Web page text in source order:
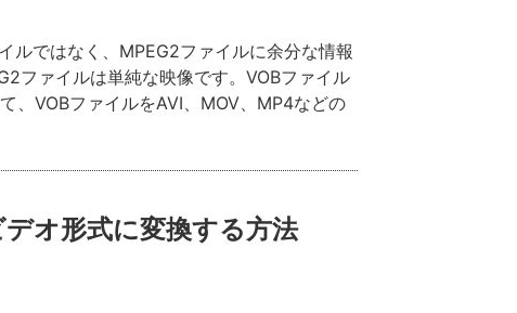
ルではなく、MPEG2ファイルに余分な情報
ファイルは単純な映像です。VOBファイル
、VOBファイルをAVI、MOV、MP4などの
オ形式に変換する方法